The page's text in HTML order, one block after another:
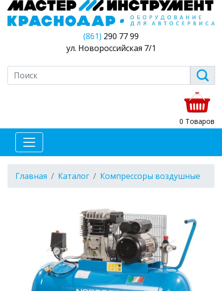
(861) 290 77 99
ул. Новороссийская 7/1
0 Товаров
Главная Каталог Компрессоры воздушные